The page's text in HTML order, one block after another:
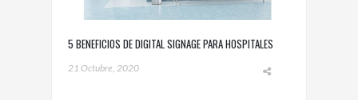
5 BENEFICIOS DE DIGITAL SIGNAGE PARA HOSPITALES
21 Octubre, 2020